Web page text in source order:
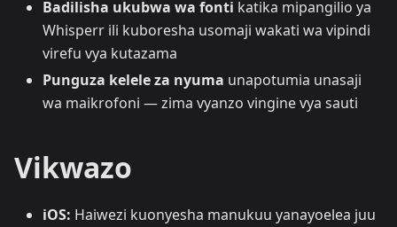
Badilisha ukubwa wa fonti katika mipangilio ya
Whisperr ili kuboresha usomaji wakati wa vipindi
virefu vya kutazama
Punguza kelele za nyuma unapotumia unasaji
wa maikrofoni — zima vyanzo vingine vya sauti
Vikwazo
iOS: Haiwezi kuonyesha manukuu yanayoelea juu